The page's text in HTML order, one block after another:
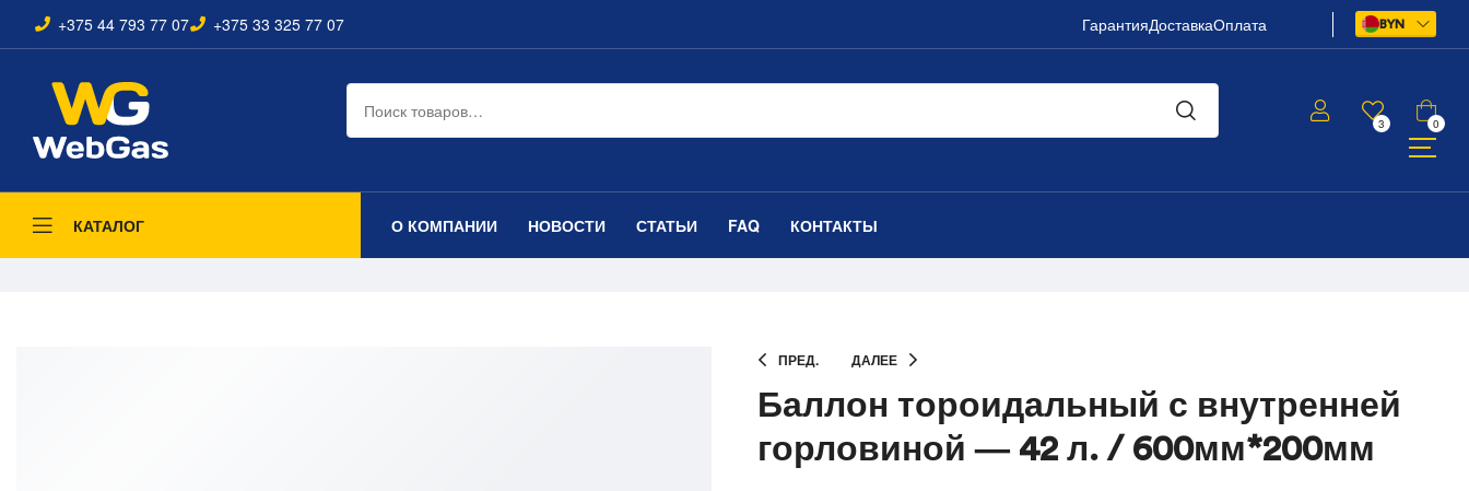
+375 44 793 77 07 +375 33 325 77 07 ГарантияДоставкаОплата BYN
3 0
КАТАЛОГ О КОМПАНИИ НОВОСТИ СТАТЬИ FAQ КОНТАКТЫ
ПРЕД.
243,81BYN
ДАЛЕЕ
247,50BYN
Баллон тороидальный с внутренней
горловиной — 42 л. / 600мм*200мм